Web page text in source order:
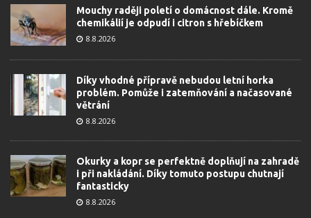
Mouchy raději poletí o domácnost dále. Kromě
chemikálií je odpudí i citron s hřebíčkem
8.8.2026
Díky vhodné přípravě nebudou letní horka
problém. Pomůže i zatemňování a načasované
větrání
8.8.2026
Okurky a kopr se perfektně doplňují na zahradě
i při nakládání. Díky tomuto postupu chutnají
fantasticky
8.8.2026